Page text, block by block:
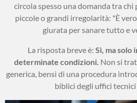
circola spesso una domanda tra
piccole o grandi irregolarità: "È
giurata per sanare tutto e
La risposta breve è: Sì, ma solo
determinate condizioni. Non si
generica, bensì di una procedura
biblici degli uffici tecnici